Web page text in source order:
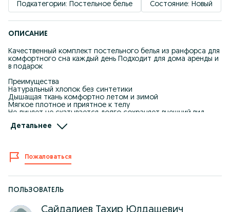
Подкатегории: Постельное белье Состояние: Новый
ОПИСАНИЕ
Качественный комплект постельного белья из ранфорса для
комфортного сна каждый день Подходит для дома аренды и
в подарок
Преимущества
Натуральный хлопок без синтетики
Дышащая ткань комфортно летом и зимой
Мягкое плотное и приятное к телу
Не линяет не скатывается долго сохраняет внешний вид
Размеры
Двуспальный комплект
Пододеяльник 220 на 200 см
Детальнее
Пожаловаться
ПОЛЬЗОВАТЕЛЬ
Сайдалиев Тахир Юлдашевич